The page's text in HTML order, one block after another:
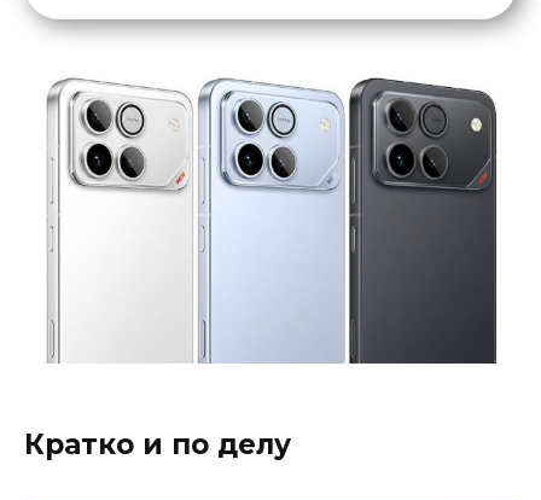
Кратко и по делу